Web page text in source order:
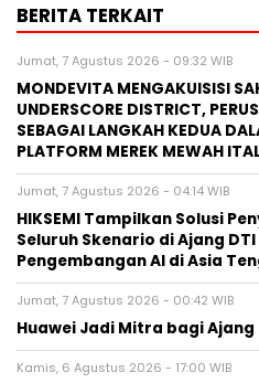
BERITA TERKAIT
Jumat, 7 Agustus 2026 - 09:32 WIB
MONDEVITA MENGAKUISISI
UNDERSCORE DISTRICT,
SEBAGAI LANGKAH KEDUA
PLATFORM MEREK MEWAH
Jumat, 7 Agustus 2026 - 04:14 WIB
HIKSEMI Tampilkan Solusi
Seluruh Skenario di Ajang
Pengembangan AI di Asia
Jumat, 7 Agustus 2026 - 00:42 WIB
Huawei Jadi Mitra bagi Ajang
Kamis, 6 Agustus 2026 - 17:00 WIB